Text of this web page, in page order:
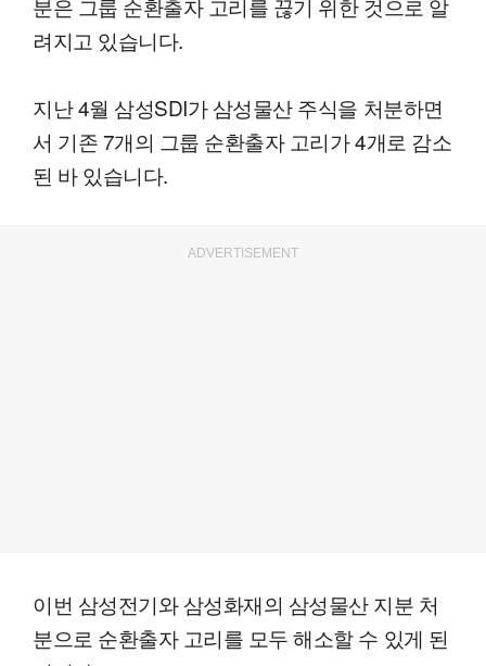
려지고 있습니다.
지난 4월 삼성SDI가 삼성물산 주식을 처분하면
서 기존 7개의 그룹 순환출자 고리가 4개로 감소
된 바 있습니다.
ADVERTISEMENT
이번 삼성전기와 삼성화재의 삼성물산 지분 처
분으로 순환출자 고리를 모두 해소할 수 있게 된